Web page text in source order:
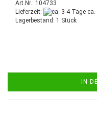
Art.Nr.: 104733
Lieferzeit:
ca.
Lagerbestand: 1 Stück
IN